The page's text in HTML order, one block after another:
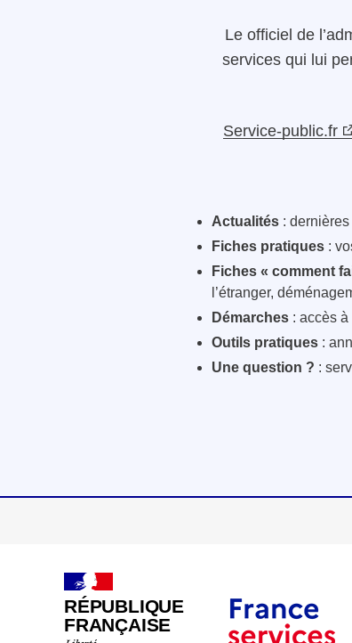
Le officiel de
services qui lui
Service-public.fr
Actualités :
Fiches pratiques :
Fiches « comment
l’étranger,
Démarches : accès
Outils pratiques :
Une question ? :
RÉPUBLIQUE
FRANÇAISE